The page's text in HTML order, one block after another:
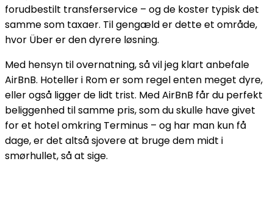
forudbestilt transferservice – og de koster typisk det
samme som taxaer. Til gengæld er dette et område,
hvor Über er den dyrere løsning.
Med hensyn til overnatning, så vil jeg klart anbefale
AirBnB. Hoteller i Rom er som regel enten meget dyre,
eller også ligger de lidt trist. Med AirBnB får du perfekt
beliggenhed til samme pris, som du skulle have givet
for et hotel omkring Terminus – og har man kun få
dage, er det altså sjovere at bruge dem midt i
smørhullet, så at sige.